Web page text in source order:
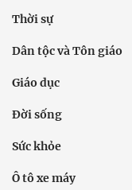
Thời sự
Dân tộc và Tôn giáo
Giáo dục
Đời sống
Sức khỏe
Ô tô xe máy